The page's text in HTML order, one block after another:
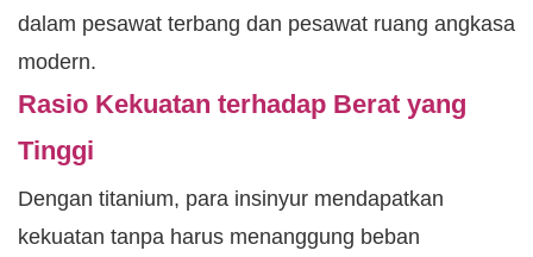
dalam pesawat terbang dan pesawat ruang angkasa
modern.
Rasio Kekuatan terhadap Berat yang
Tinggi
Dengan titanium, para insinyur mendapatkan
kekuatan tanpa harus menanggung beban